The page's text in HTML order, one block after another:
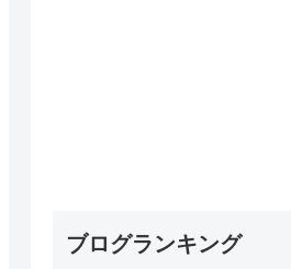
ブログランキング